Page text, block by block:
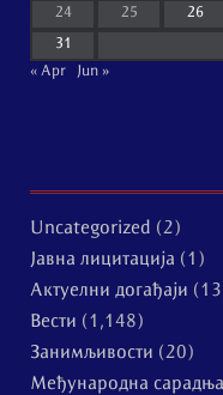
24 25 26
31
« Apr
Jun »
Uncategorized (2)
Јавна лицитација (1)
Актуелни догађаји
Вести (1,148)
Занимљивости (20)
Међународна сарадња